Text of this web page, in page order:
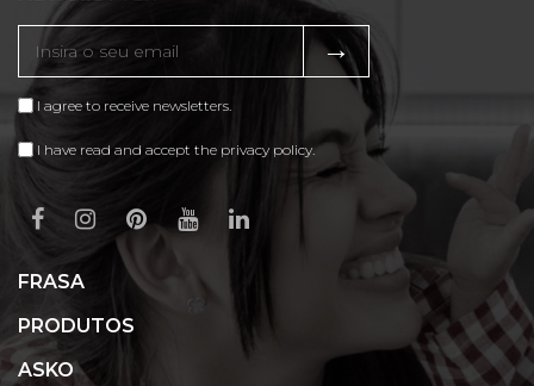
→
I agree to receive newsletters.
I have read and accept the privacy policy.
FRASA
PRODUTOS
ASKO